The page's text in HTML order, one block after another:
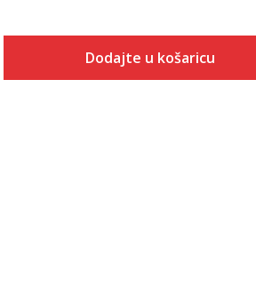
Dodajte u košaricu